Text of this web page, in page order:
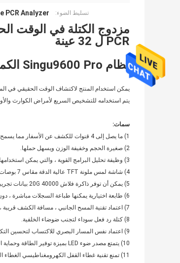
تسليط الضوء: PCR Analyzer
PCR ل 32 عينة
نظام Singu9600 Pro الكمي في الوقت الفعلي (32 عينة)
يمكن استخدام المنتج لاكتشاف الوقت الحقيقي في
يتم استخدامه للتشخيص السريع لأمراض الكوارث
سمات:
1) ما يصل إلى 4 قنوات للكشف عن الأسفار مما يسمح بتعدد إرسال PCR.
2) صغيرة الحجم وخفيفة الوزن ويسهل حملها.
3) وظيفة تحليل البرامج القوية ، والتي يمكن استخدامها للتحليل الكمي ، وتحليل منحنى الذوبان ، والتنميط الجيني ، إلخ.
4) شاشة لمس ملونة TFT عالية الدقة مقاس 7 بوصات ، ونظام تشغيل Win10 مضمن.
5) يمكن أن توفر ذاكرة فلاش 20G 40000 بيانات تجريبية.
6) طابعة اختيارية يمكنها طباعة السجلات مباشرة ، دون الحاجة إلى توصيل الكمبيوتر.
7) اعتماد تقنية المسح الجانبي ، مسافة الكشف قريبة ، وإشارة اكتساب الفلورة مستقرة ؛
8) كتلة رد فعل سوداء لتجنب ضوضاء الخلفية.
9) اعتماد نفس المسار البصري للاكتساب لتحسين التكرار.
10) يتمتع مصدر ضوء LED بميزة توفير الطاقة وحماية البيئة وعمر الخدمة الطويل والصيانة المجانية.
11) تمنع تقنية غطاء القفل الكهرومغناطيسي الغطاء الساخن من الفتح عن طريق الخطأ.